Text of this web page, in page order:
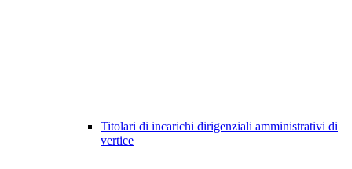
Titolari di incarichi dirigenziali amministrativi di
vertice